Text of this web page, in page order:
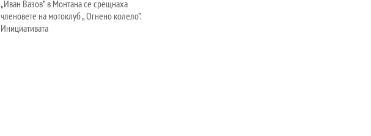
„Иван Вазов” в Монтана се срещнаха
членовете на мотоклуб „ Огнено колело”.
Инициативата